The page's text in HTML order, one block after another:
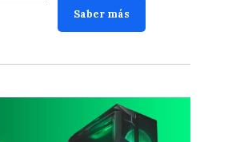
Saber más